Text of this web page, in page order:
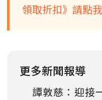
領取折扣》請點我
更多新聞報導
譚敦慈：迎接